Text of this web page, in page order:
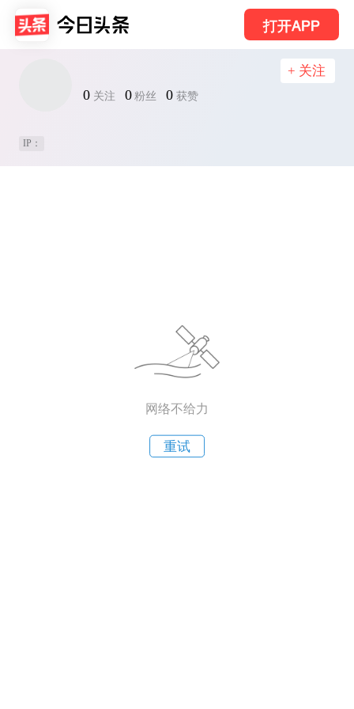
打开APP
0 关注 0 粉丝 0 获赞
+ 关注
IP：
网络不给力
重试